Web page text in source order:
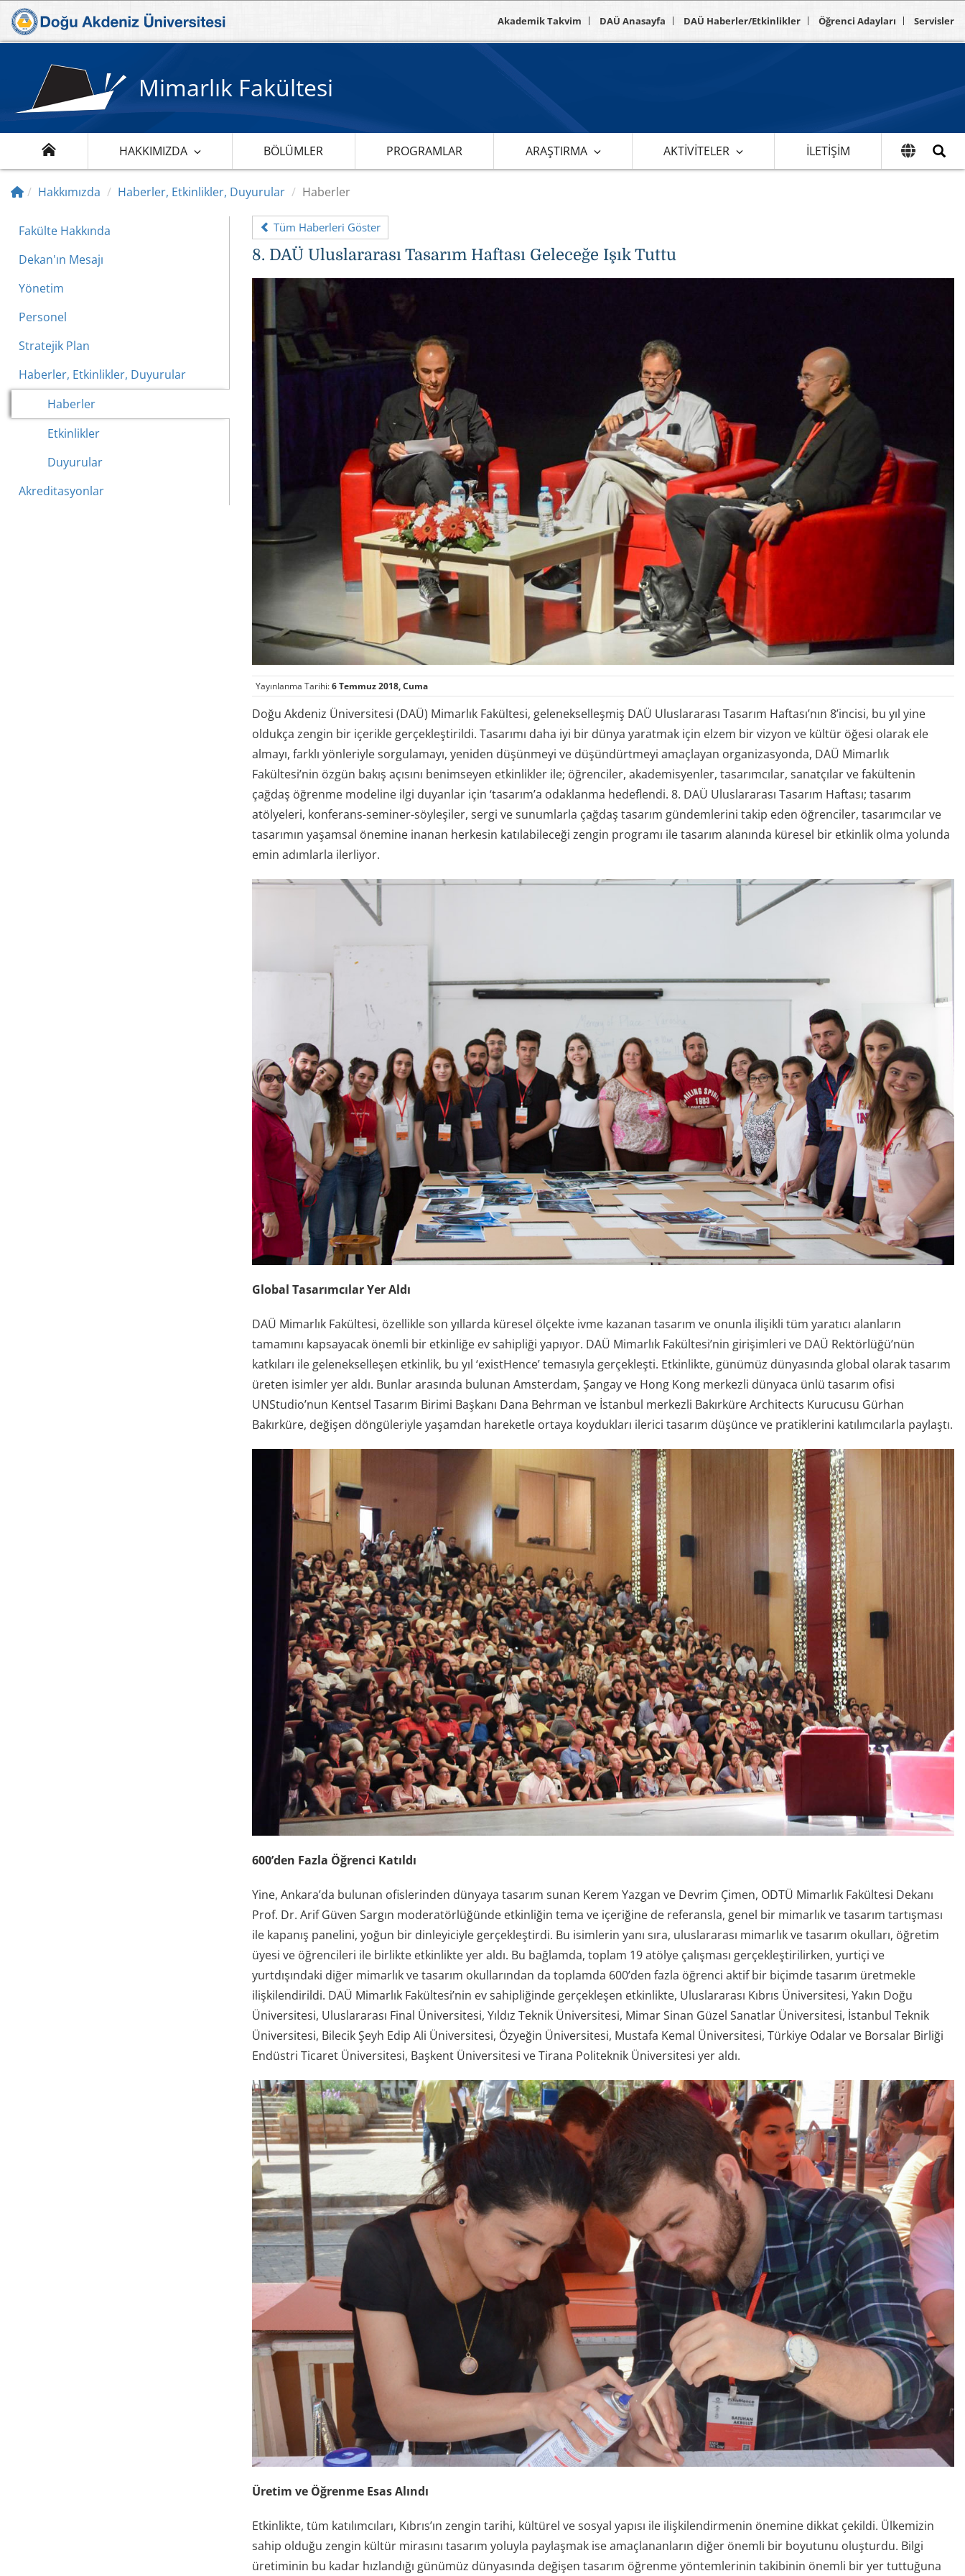
Akademik Takvim DAÜ Anasayfa DAÜ Haberler/Etkinlikler Öğrenci Adayları Servisler
Mimarlık Fakültesi
HAKKIMIZDA BÖLÜMLER PROGRAMLAR ARAŞTIRMA AKTIVITELER İLETIŞIM
Hakkımızda Haberler, Etkinlikler, Duyurular Haberler
Fakülte Hakkında
Dekan'ın Mesajı
Yönetim
Personel
Stratejik Plan
Haberler, Etkinlikler, Duyurular
Haberler
Etkinlikler
Duyurular
Akreditasyonlar
Tüm Haberleri Göster
8. DAÜ Uluslararası Tasarım Haftası Geleceğe Işık Tuttu
Yayınlanma Tarihi:6 Temmuz 2018, Cuma
Doğu Akdeniz Üniversitesi (DAÜ) Mimarlık Fakültesi, gelenekselleşmiş DAÜ Uluslararası Tasarım Haftası’nın 8’incisi, bu yıl yine
oldukça zengin bir içerikle gerçekleştirildi. Tasarımı daha iyi bir dünya yaratmak için elzem bir vizyon ve kültür öğesi olarak ele
almayı, farklı yönleriyle sorgulamayı, yeniden düşünmeyi ve düşündürtmeyi amaçlayan organizasyonda, DAÜ Mimarlık
Fakültesi’nin özgün bakış açısını benimseyen etkinlikler ile; öğrenciler, akademisyenler, tasarımcılar, sanatçılar ve fakültenin
çağdaş öğrenme modeline ilgi duyanlar için ‘tasarım’a odaklanma hedeflendi. 8. DAÜ Uluslararası Tasarım Haftası; tasarım
atölyeleri, konferans-seminer-söyleşiler, sergi ve sunumlarla çağdaş tasarım gündemlerini takip eden öğrenciler, tasarımcılar ve
tasarımın yaşamsal önemine inanan herkesin katılabileceği zengin programı ile tasarım alanında küresel bir etkinlik olma yolunda
emin adımlarla ilerliyor.
Global Tasarımcılar Yer Aldı
DAÜ Mimarlık Fakültesi, özellikle son yıllarda küresel ölçekte ivme kazanan tasarım ve onunla ilişikli tüm yaratıcı alanların
tamamını kapsayacak önemli bir etkinliğe ev sahipliği yapıyor. DAÜ Mimarlık Fakültesi’nin girişimleri ve DAÜ Rektörlüğü’nün
katkıları ile gelenekselleşen etkinlik, bu yıl ‘existHence’ temasıyla gerçekleşti. Etkinlikte, günümüz dünyasında global olarak tasarım
üreten isimler yer aldı. Bunlar arasında bulunan Amsterdam, Şangay ve Hong Kong merkezli dünyaca ünlü tasarım ofisi
UNStudio’nun Kentsel Tasarım Birimi Başkanı Dana Behrman ve İstanbul merkezli Bakırküre Architects Kurucusu Gürhan
Bakırküre, değişen döngüleriyle yaşamdan hareketle ortaya koydukları ilerici tasarım düşünce ve pratiklerini katılımcılarla paylaştı.
600’den Fazla Öğrenci Katıldı
Yine, Ankara’da bulunan ofislerinden dünyaya tasarım sunan Kerem Yazgan ve Devrim Çimen, ODTÜ Mimarlık Fakültesi Dekanı
Prof. Dr. Arif Güven Sargın moderatörlüğünde etkinliğin tema ve içeriğine de referansla, genel bir mimarlık ve tasarım tartışması
ile kapanış panelini, yoğun bir dinleyiciyle gerçekleştirdi. Bu isimlerin yanı sıra, uluslararası mimarlık ve tasarım okulları, öğretim
üyesi ve öğrencileri ile birlikte etkinlikte yer aldı. Bu bağlamda, toplam 19 atölye çalışması gerçekleştirilirken, yurtiçi ve
yurtdışındaki diğer mimarlık ve tasarım okullarından da toplamda 600’den fazla öğrenci aktif bir biçimde tasarım üretmekle
ilişkilendirildi. DAÜ Mimarlık Fakültesi’nin ev sahipliğinde gerçekleşen etkinlikte, Uluslararası Kıbrıs Üniversitesi, Yakın Doğu
Üniversitesi, Uluslararası Final Üniversitesi, Yıldız Teknik Üniversitesi, Mimar Sinan Güzel Sanatlar Üniversitesi, İstanbul Teknik
Üniversitesi, Bilecik Şeyh Edip Ali Üniversitesi, Özyeğin Üniversitesi, Mustafa Kemal Üniversitesi, Türkiye Odalar ve Borsalar Birliği
Endüstri Ticaret Üniversitesi, Başkent Üniversitesi ve Tirana Politeknik Üniversitesi yer aldı.
Üretim ve Öğrenme Esas Alındı
Etkinlikte, tüm katılımcıları, Kıbrıs’ın zengin tarihi, kültürel ve sosyal yapısı ile ilişkilendirmenin önemine dikkat çekildi. Ülkemizin
sahip olduğu zengin kültür mirasını tasarım yoluyla paylaşmak ise amaçlananların diğer önemli bir boyutunu oluşturdu. Bilgi
üretiminin bu kadar hızlandığı günümüz dünyasında değişen tasarım öğrenme yöntemlerinin takibinin önemli bir yer tuttuğuna